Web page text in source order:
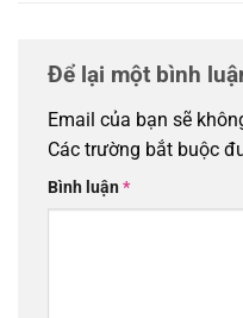
Để lại một bình
Email của bạn sẽ
Các trường bắt buộc
Bình luận*